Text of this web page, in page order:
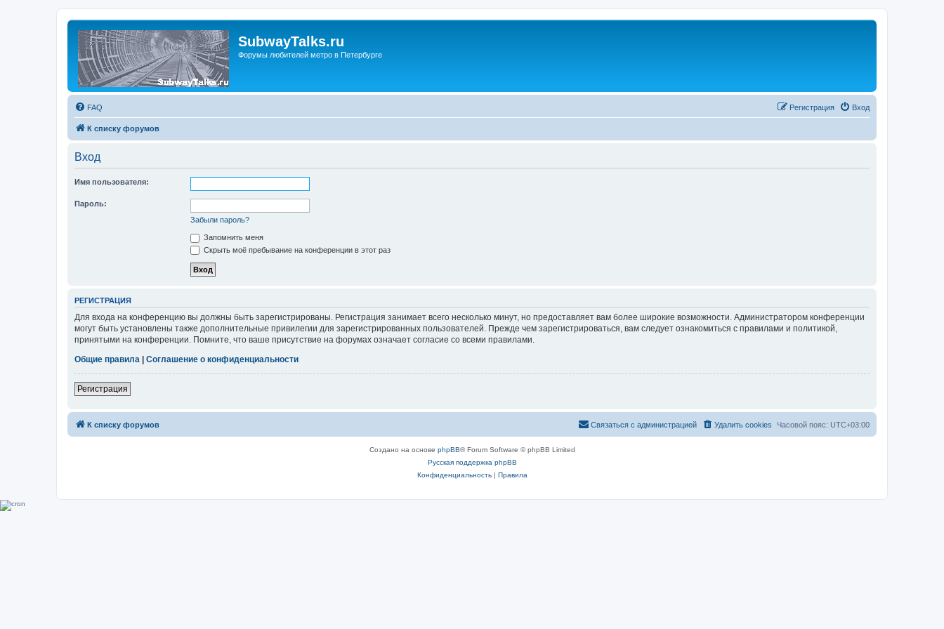
SubwayTalks.ru
Форумы любителей метро в Петербурге
FAQ Вход
Регистрация
К списку форумов
Вход
Имя пользователя:
Пароль:
Забыли пароль?
Запомнить меня
Скрыть моё пребывание на конференции в этот раз
РЕГИСТРАЦИЯ
Для входа на конференцию вы должны быть зарегистрированы. Регистрация занимает всего несколько минут, но предоставляет вам более широкие возможности. Администратором конференции
могут быть установлены также дополнительные привилегии для зарегистрированных пользователей. Прежде чем зарегистрироваться, вам следует ознакомиться с правилами и политикой,
принятыми на конференции. Помните, что ваше присутствие на форумах означает согласие со всеми правилами.
Общие правила | Соглашение о конфиденциальности
Регистрация
К списку форумов Часовой пояс: UTC+03:00
Удалить cookies
Связаться с администрацией
Создано на основе phpBB® Forum Software © phpBB Limited
Русская поддержка phpBB
Конфиденциальность| Правила